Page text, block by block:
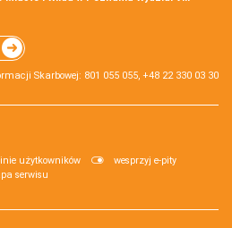
Skarbowej: 801 055 055, +48 22 330 03 30
użytkowników
wesprzyj e-pity
serwisu